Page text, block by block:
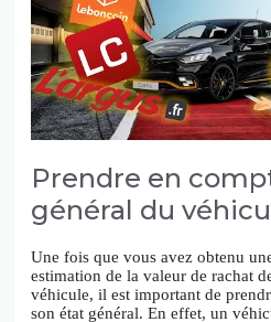
Prendre en
général du
Une fois que vous avez obtenu
estimation de la valeur de rachat
véhicule, il est important de
son état général. En effet, un